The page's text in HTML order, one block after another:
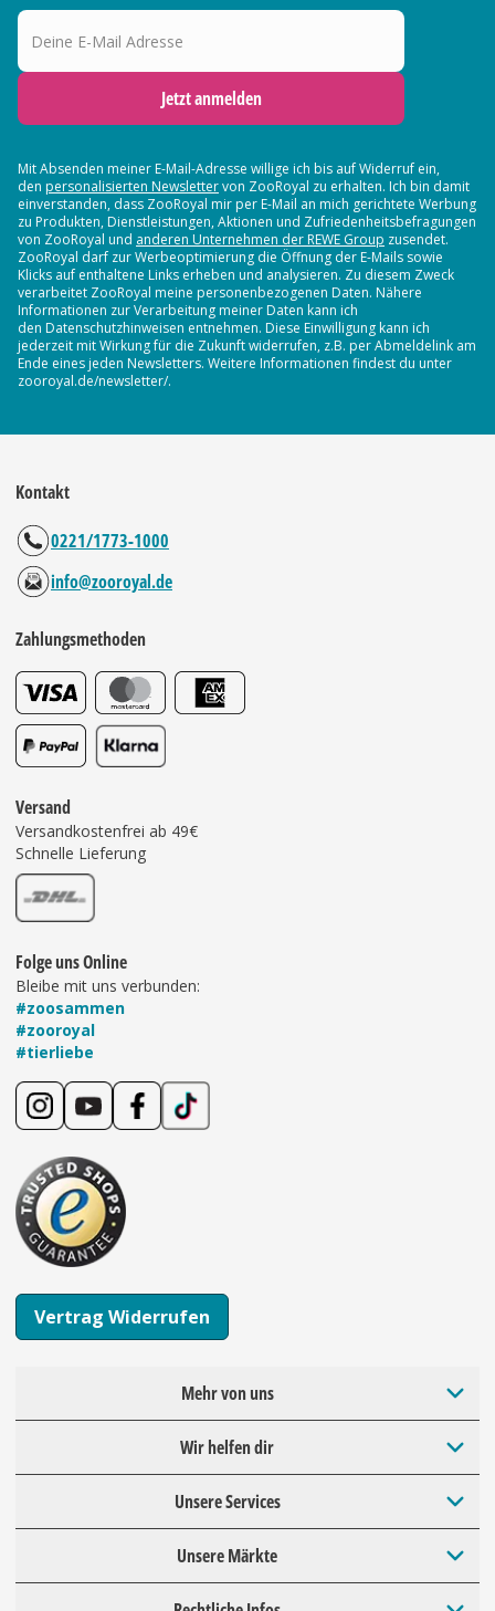
Deine E-Mail Adresse
Jetzt anmelden
Mit Absenden meiner E-Mail-Adresse willige ich bis auf Widerruf ein,
den personalisierten Newslettervon ZooRoyal zu erhalten. Ich bin damit
einverstanden, dass ZooRoyal mir per E-Mail an mich gerichtete Werbung
zu Produkten, Dienstleistungen, Aktionen und Zufriedenheitsbefragungen
von ZooRoyal und anderen Unternehmen der REWE Group zusendet.
ZooRoyal darf zur Werbeoptimierung die Öffnung der E-Mails sowie
Klicks auf enthaltene Links erheben und analysieren. Zu diesem Zweck
verarbeitet ZooRoyal meine personenbezogenen Daten. Nähere
Informationen zur Verarbeitung meiner Daten kann ich
den Datenschutzhinweisen entnehmen. Diese Einwilligung kann ich
jederzeit mit Wirkung für die Zukunft widerrufen, z.B. per Abmeldelink am
Ende eines jeden Newsletters. Weitere Informationen findest du unter
zooroyal.de/newsletter/.
Kontakt
0221/1773-1000
info@zooroyal.de
Zahlungsmethoden
Versand
Versandkostenfrei ab 49€
Schnelle Lieferung
Folge uns Online
Bleibe mit uns verbunden:
#zoosammen
#zooroyal
#tierliebe
Vertrag Widerrufen
Mehr von uns
Wir helfen dir
Unsere Services
Unsere Märkte